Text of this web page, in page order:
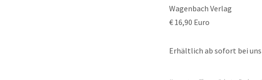
Wagenbach Verlag
€ 16,90 Euro
Erhältlich ab sofort bei